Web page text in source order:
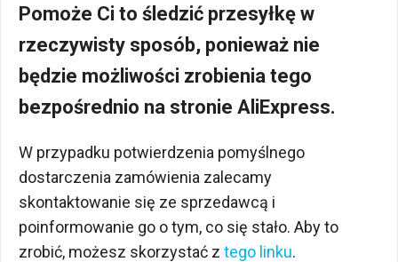
Pomoże Ci to śledzić przesyłkę w
rzeczywisty sposób, ponieważ nie
będzie możliwości zrobienia tego
bezpośrednio na stronie AliExpress.
W przypadku potwierdzenia pomyślnego
dostarczenia zamówienia zalecamy
skontaktowanie się ze sprzedawcą i
poinformowanie go o tym, co się stało. Aby to
zrobić, możesz skorzystać z tego linku.